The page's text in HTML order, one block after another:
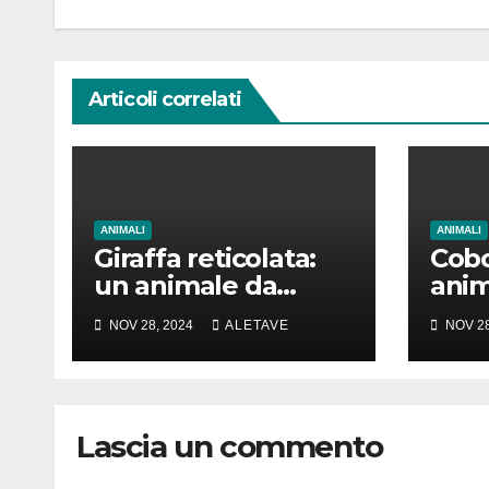
Articoli correlati
ANIMALI
Giraffa reticolata:
un animale da
amare
NOV 28, 2024 ALETAVE
ANIMALI
NOV
Lascia un commento